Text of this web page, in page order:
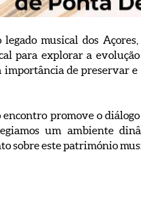
musical dos
para explorar a
de preservar e
promove o
um ambiente
sobre este património